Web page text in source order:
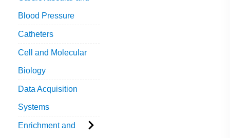
Blood Pressure
Catheters
Cell and Molecular
Biology
Data Acquisition
Systems
Enrichment and